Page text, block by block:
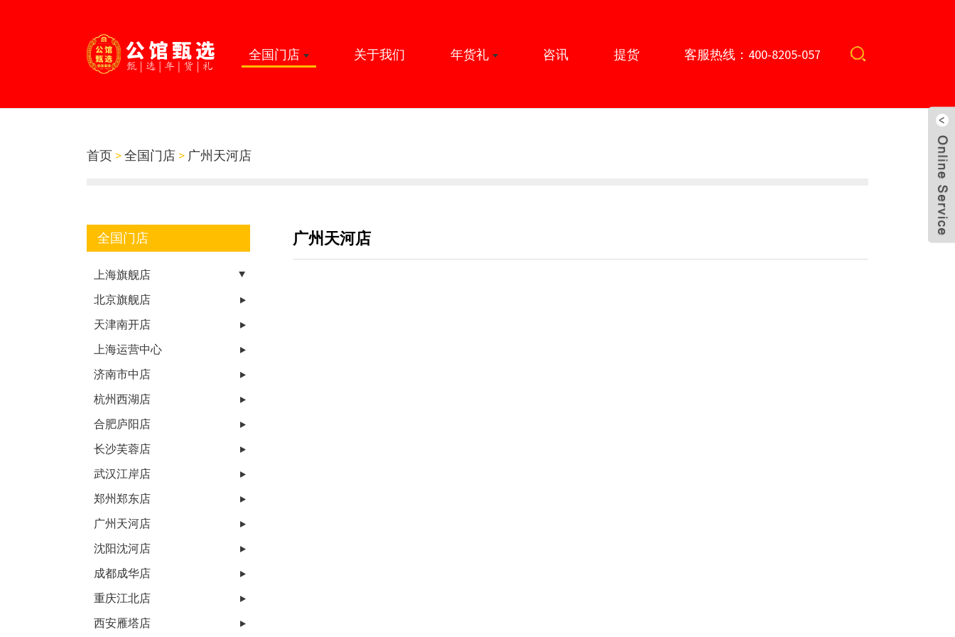
全国门店 关于我们 年货礼 咨讯 提货 客服热线：400-8205-057
首页 >全国门店 > 广州天河店
全国门店
上海旗舰店
北京旗舰店
天津南开店
上海运营中心
济南市中店
杭州西湖店
合肥庐阳店
长沙芙蓉店
武汉江岸店
郑州郑东店
广州天河店
沈阳沈河店
成都成华店
重庆江北店
西安雁塔店
广州天河店